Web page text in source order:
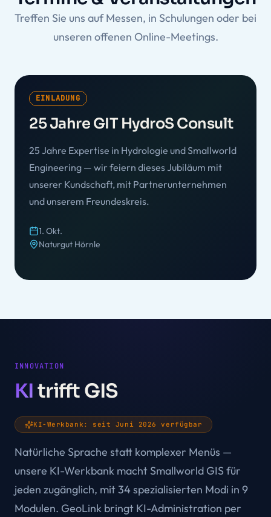
Treffen Sie uns auf Messen, in Schulungen oder bei
unseren offenen Online-Meetings.
EINLADUNG
25 Jahre GIT HydroS Consult
25 Jahre Expertise in Hydrologie und Smallworld
Engineering — wir feiern dieses Jubiläum mit
unserer Kundschaft, mit Partnerunternehmen
und unserem Freundeskreis.
1. Okt.
Naturgut Hörnle
INNOVATION
KI trifft GIS
KI-Werkbank: seit Juni 2026 verfügbar
Natürliche Sprache statt komplexer Menüs —
unsere KI-Werkbank macht Smallworld GIS für
jeden zugänglich, mit 34 spezialisierten Modi in 9
Modulen. GeoLink bringt KI-Administration per